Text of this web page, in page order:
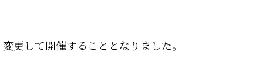
更して開催することとなりました。